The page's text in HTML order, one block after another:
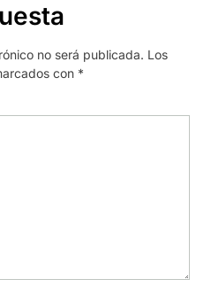
no será publicada. Los
con *